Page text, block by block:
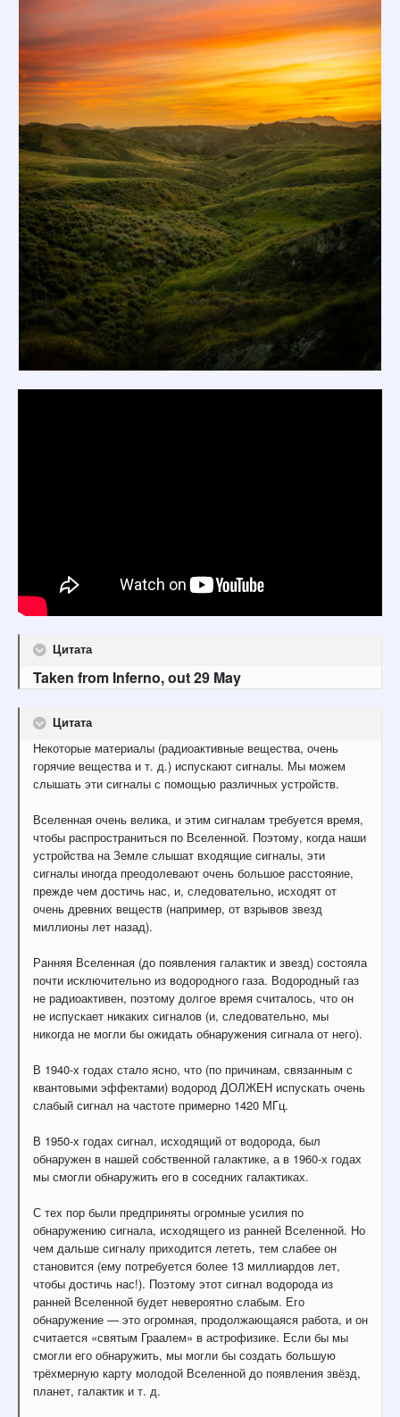
Цитата
Taken from Inferno, out 29 May
Цитата
Некоторые материалы (радиоактивные вещества, очень
горячие вещества и т. д.) испускают сигналы. Мы можем
слышать эти сигналы с помощью различных устройств.
Вселенная очень велика, и этим сигналам требуется время,
чтобы распространиться по Вселенной. Поэтому, когда наши
устройства на Земле слышат входящие сигналы, эти
сигналы иногда преодолевают очень большое расстояние,
прежде чем достичь нас, и, следовательно, исходят от
очень древних веществ (например, от взрывов звезд
миллионы лет назад).
Ранняя Вселенная (до появления галактик и звезд) состояла
почти исключительно из водородного газа. Водородный газ
не радиоактивен, поэтому долгое время считалось, что он
не испускает никаких сигналов (и, следовательно, мы
никогда не могли бы ожидать обнаружения сигнала от него).
В 1940-х годах стало ясно, что (по причинам, связанным с
квантовыми эффектами) водород ДОЛЖЕН испускать очень
слабый сигнал на частоте примерно 1420 МГц.
В 1950-х годах сигнал, исходящий от водорода, был
обнаружен в нашей собственной галактике, а в 1960-х годах
мы смогли обнаружить его в соседних галактиках.
С тех пор были предприняты огромные усилия по
обнаружению сигнала, исходящего из ранней Вселенной. Но
чем дальше сигналу приходится лететь, тем слабее он
становится (ему потребуется более 13 миллиардов лет,
чтобы достичь нас!). Поэтому этот сигнал водорода из
ранней Вселенной будет невероятно слабым. Его
обнаружение — это огромная, продолжающаяся работа, и он
считается «святым Граалем» в астрофизике. Если бы мы
смогли его обнаружить, мы могли бы создать большую
трёхмерную карту молодой Вселенной до появления звёзд,
планет, галактик и т. д.